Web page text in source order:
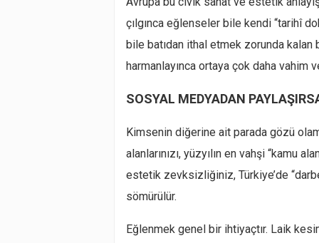
çılgınca eğlenseler bile kendi “tarihî
bile batıdan ithal etmek zorunda kalan
harmanlayınca ortaya çok daha vahim
SOSYAL MEDYADAN
Kimsenin diğerine ait parada gözü
alanlarınızı, yüzyılın en vahşi “kamu
estetik zevksizliğiniz, Türkiye’de
sömürülür.
Eğlenmek genel bir ihtiyaçtır. Laik